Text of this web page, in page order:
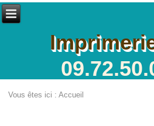
Vous êtes ici :Accueil